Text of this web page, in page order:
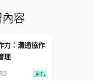
容
力：溝通協作
理
課程